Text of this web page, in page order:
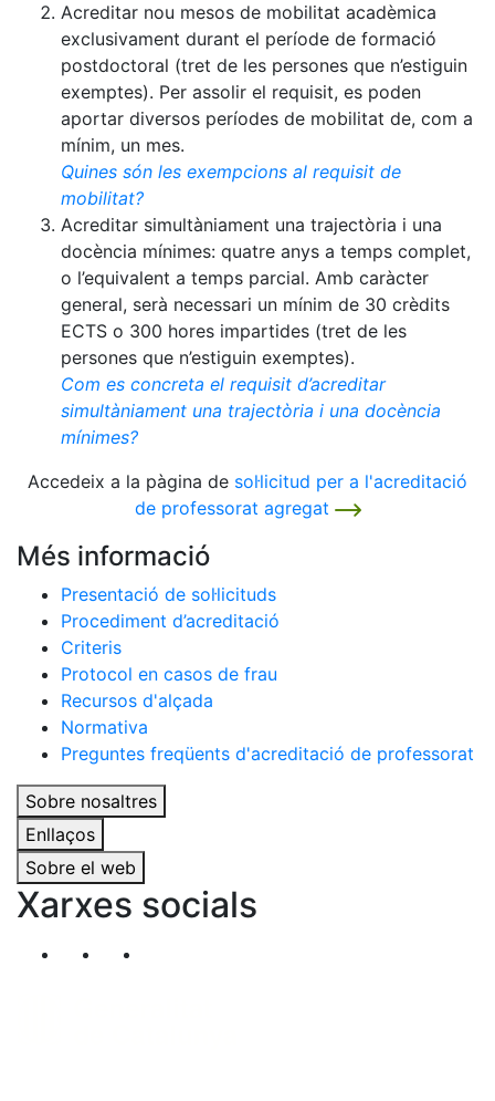
Acreditar nou mesos de mobilitat acadèmica
exclusivament durant el període de formació
postdoctoral (tret de les persones que n’estiguin
exemptes). Per assolir el requisit, es poden
aportar diversos períodes de mobilitat de, com a
mínim, un mes.
Quines són les exempcions al requisit de
mobilitat?
Acreditar simultàniament una trajectòria i una
docència mínimes: quatre anys a temps complet,
o l’equivalent a temps parcial. Amb caràcter
general, serà necessari un mínim de 30 crèdits
ECTS o 300 hores impartides (tret de les
persones que n’estiguin exemptes).
Com es concreta el requisit d’acreditar
simultàniament una trajectòria i una docència
mínimes?
Accedeix a la pàgina de sol·licitud per a l'acreditació
de professorat agregat
Més informació
Presentació de sol·licituds
Procediment d’acreditació
Criteris
Protocol en casos de frau
Recursos d'alçada
Normativa
Preguntes freqüents d'acreditació de professorat
Sobre nosaltres
Enllaços
Sobre el web
Xarxes socials
Segueix-nos al nostre canal de Twitter